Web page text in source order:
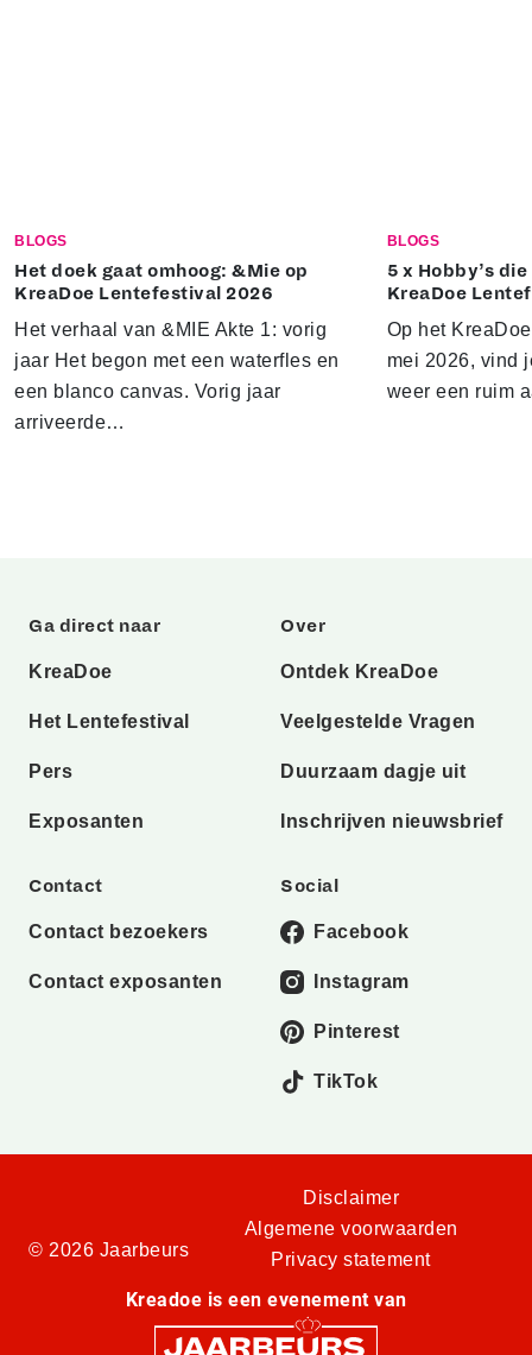
BLOGS
Het doek gaat omhoog: &Mie op
KreaDoe Lentefestival 2026
Het verhaal van &MIE Akte 1: vorig
jaar Het begon met een waterfles en
een blanco canvas. Vorig jaar
arriveerde…
BLOGS
5 x Hobby’s
KreaDoe
Op het
mei 2026, vind
weer een ruim
Ga direct naar
KreaDoe
Het Lentefestival
Pers
Exposanten
Over
Ontdek KreaDoe
Veelgestelde Vragen
Duurzaam dagje uit
Inschrijven nieuwsbrief
Contact
Contact bezoekers
Contact exposanten
Social
Facebook
Instagram
Pinterest
TikTok
© 2026 Jaarbeurs
Disclaimer
Algemene voorwaarden
Privacy statement
Kreadoe is een evenement van